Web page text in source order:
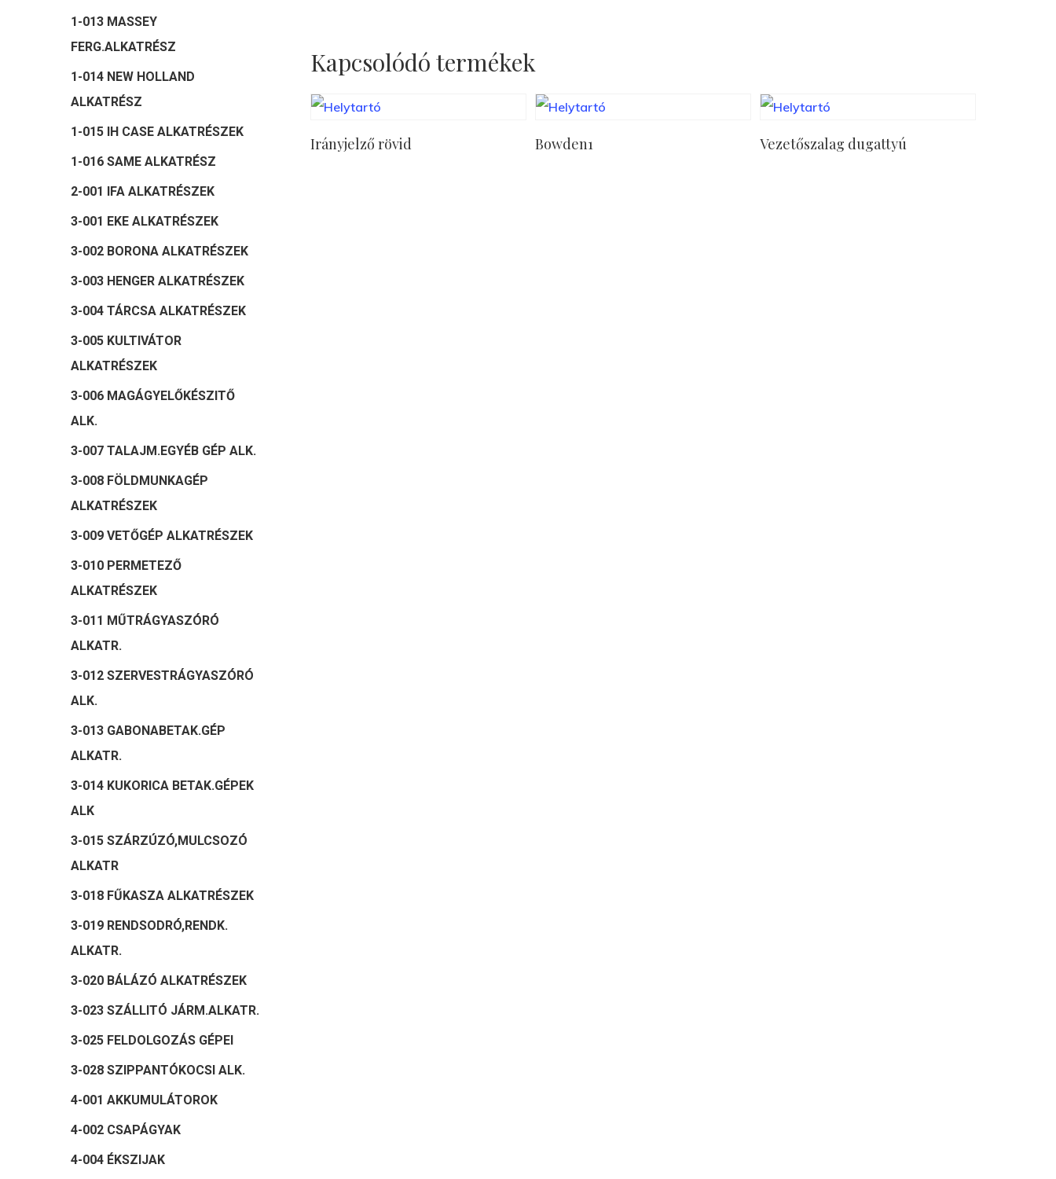
1-013 MASSEY
FERG.ALKATRÉSZ
1-014 NEW HOLLAND
ALKATRÉSZ
1-015 IH CASE ALKATRÉSZEK
1-016 SAME ALKATRÉSZ
2-001 IFA ALKATRÉSZEK
3-001 EKE ALKATRÉSZEK
3-002 BORONA ALKATRÉSZEK
3-003 HENGER ALKATRÉSZEK
3-004 TÁRCSA ALKATRÉSZEK
3-005 KULTIVÁTOR
ALKATRÉSZEK
3-006 MAGÁGYELŐKÉSZITŐ
ALK.
3-007 TALAJM.EGYÉB GÉP ALK.
3-008 FÖLDMUNKAGÉP
ALKATRÉSZEK
3-009 VETŐGÉP ALKATRÉSZEK
3-010 PERMETEZŐ
ALKATRÉSZEK
3-011 MŰTRÁGYASZÓRÓ
ALKATR.
3-012 SZERVESTRÁGYASZÓRÓ
ALK.
3-013 GABONABETAK.GÉP
ALKATR.
3-014 KUKORICA BETAK.GÉPEK
ALK
3-015 SZÁRZÚZÓ,MULCSOZÓ
ALKATR
3-018 FŰKASZA ALKATRÉSZEK
3-019 RENDSODRÓ,RENDK.
ALKATR.
3-020 BÁLÁZÓ ALKATRÉSZEK
3-023 SZÁLLITÓ JÁRM.ALKATR.
3-025 FELDOLGOZÁS GÉPEI
3-028 SZIPPANTÓKOCSI ALK.
4-001 AKKUMULÁTOROK
4-002 CSAPÁGYAK
4-004 ÉKSZIJAK
Kapcsolódó termékek
Tovább Olvasom
Irányjelző rövid Bowden1 Tovább Olvasom
Vezetőszalag dugattyú